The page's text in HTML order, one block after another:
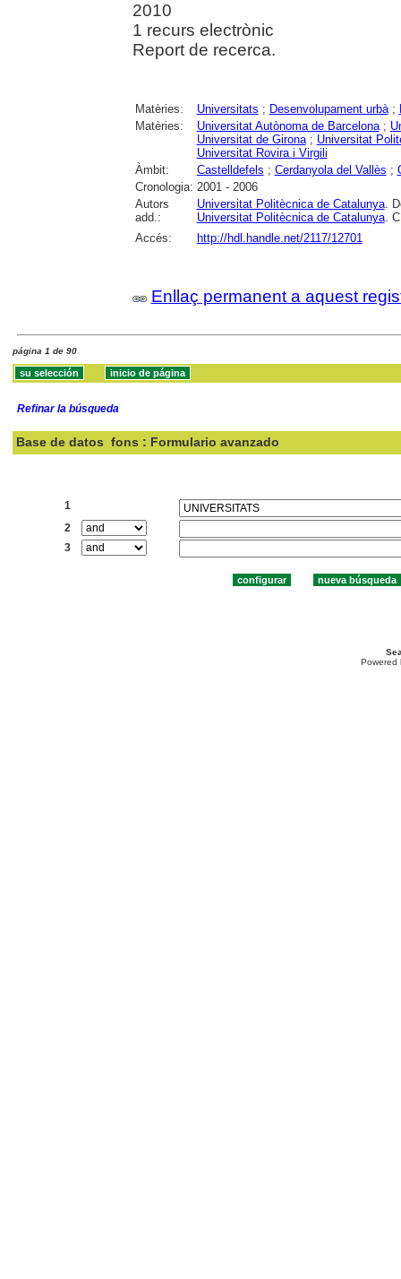
2010
1 recurs electrònic
Report de recerca.
Matèries: Universitats ; Desenvolupament urbà;
Matèries:
Universitat Autònoma de Barcelona;
Universitat de Girona; Universitat
Universitat Rovira i Virgili
Àmbit:
Castelldefels ; Cerdanyola del Vallès ;
Cronologia: 2001 - 2006
Autors
add.:
Universitat Politècnica de Catalunya.
Universitat Politècnica de Catalunya.
Accés:
http://hdl.handle.net/2117/12701
Enllaç permanent a aquest
página 1 de 90
Refinar la búsqueda
Base de datos fons : Formulario avanzado
1
2
3